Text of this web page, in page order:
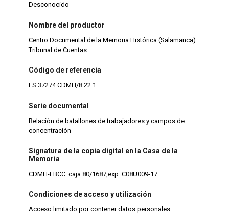
Desconocido
Nombre del productor
Centro Documental de la Memoria Histórica (Salamanca).
Tribunal de Cuentas
Código de referencia
ES.37274.CDMH/8.22.1
Serie documental
Relación de batallones de trabajadores y campos de
concentración
Signatura de la copia digital en la Casa de la
Memoria
CDMH-FBCC. caja 80/1687,exp. C08U009-17
Condiciones de acceso y utilización
Acceso limitado por contener datos personales